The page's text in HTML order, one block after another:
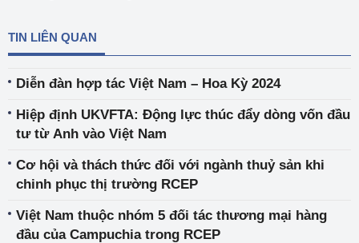
TIN LIÊN QUAN
Diễn đàn hợp tác Việt Nam – Hoa Kỳ 2024
Hiệp định UKVFTA: Động lực thúc đẩy dòng vốn đầu
tư từ Anh vào Việt Nam
Cơ hội và thách thức đối với ngành thuỷ sản khi
chinh phục thị trường RCEP
Việt Nam thuộc nhóm 5 đối tác thương mại hàng
đầu của Campuchia trong RCEP